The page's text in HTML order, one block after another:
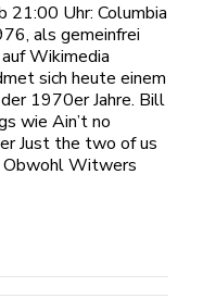
21:00 Uhr: Columbia
als gemeinfrei
Wikimedia
sich heute einem
1970er Jahre. Bill
wie Ain’t no
Just the two of us
Obwohl Witwers